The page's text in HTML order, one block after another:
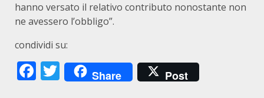
hanno versato il relativo contributo nonostante non
ne avessero l’obbligo”.
condividi su:
Facebook
Twitter
Share Post